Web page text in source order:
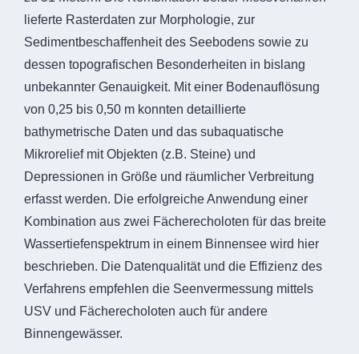
lieferte Rasterdaten zur Morphologie, zur
Sedimentbeschaffenheit des Seebodens sowie zu
dessen topografischen Besonderheiten in bislang
unbekannter Genauigkeit. Mit einer Bodenauflösung
von 0,25 bis 0,50 m konnten detaillierte
bathymetrische Daten und das subaquatische
Mikrorelief mit Objekten (z.B. Steine) und
Depressionen in Größe und räumlicher Verbreitung
erfasst werden. Die erfolgreiche Anwendung einer
Kombination aus zwei Fächerecholoten für das breite
Wassertiefenspektrum in einem Binnensee wird hier
beschrieben. Die Datenqualität und die Effizienz des
Verfahrens empfehlen die Seenvermessung mittels
USV und Fächerecholoten auch für andere
Binnengewässer.